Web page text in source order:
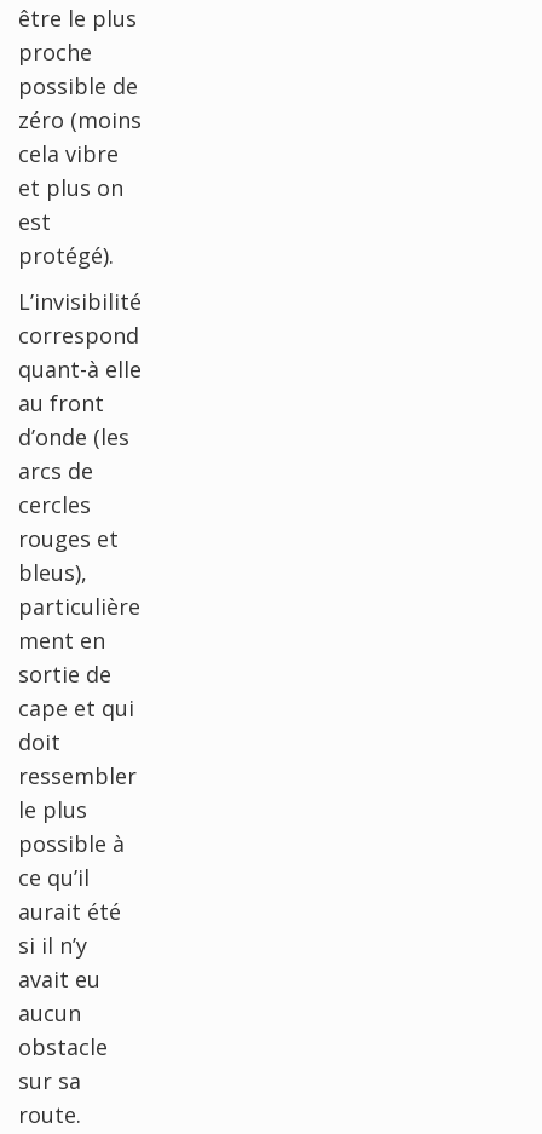
être le plus
proche
possible de
zéro (moins
cela vibre
et plus on
est
protégé).
L’invisibilité
correspond
quant-à elle
au front
d’onde (les
arcs de
cercles
rouges et
bleus),
particulière
ment en
sortie de
cape et qui
doit
ressembler
le plus
possible à
ce qu’il
aurait été
si il n’y
avait eu
aucun
obstacle
sur sa
route.